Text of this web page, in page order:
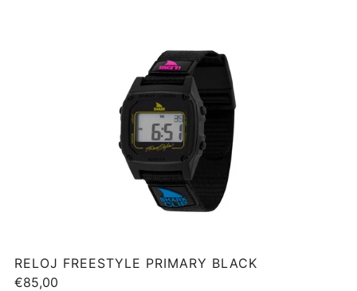
RELOJ FREESTYLE PRIMARY BLACK
€85,00